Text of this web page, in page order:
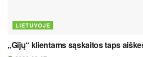
LIETUVOJE
„Gijų“ klientams sąskaitos taps